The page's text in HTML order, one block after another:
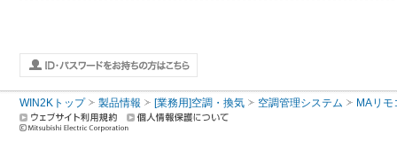
WIN2Kトップ 製品情報 [業務用]空調・換気 空調管理システム MAリモ